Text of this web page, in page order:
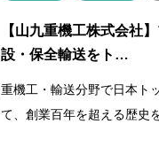
【山九重機工株式会社
設・保全輸送をト…
重機工・輸送分野で日本ト
て、創業百年を超える歴史